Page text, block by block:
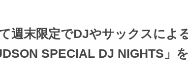
週末限定でDJやサックスによ
SPECIAL DJ NIGHTS」